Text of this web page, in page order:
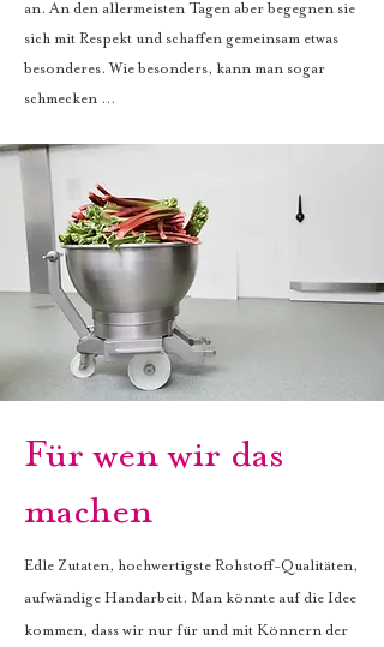
an. An den allermeisten Tagen aber begegnen sie
sich mit Respekt und schaffen gemeinsam etwas
besonderes. Wie besonders, kann man sogar
schmecken ...
Für wen wir das
machen
Edle Zutaten, hochwertigste Rohstoff-Qualitäten,
aufwändige Handarbeit. Man könnte auf die Idee
kommen, dass wir nur für und mit Könnern der